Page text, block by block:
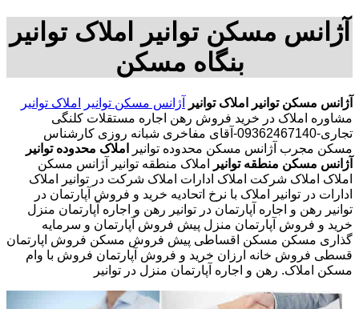
آژانس مسکن توانیر املاک توانیر
بنگاه مسکن
آژانس مسکن توانیر املاک توانیر آژانس مسکن توانیر
املاک توانیر
مشاوره املاک در خرید فروش رهن اجاره مستقلات کلنگی
تجاری-09362467140-آقای مفاخری شبانه روزی کارشناس
مسکن مجرب آژانس مسکن محدوده توانیر
املاک محدوده توانیر
آژانس مسکن منطقه توانیر
املاک منطقه توانیر آژانس مسکن
املاک املاک شرکت املاک ادارات املاک شرکت در توانیر املاک
ادارات در توانیر املاک با نرخ اتحادیه خرید و فروش آپارتمان در
توانیر رهن و اجاره آپارتمان در توانیر رهن و اجاره آپارتمان منزل
خرید و فروش آپارتمان منزل پیش فروش آپارتمان و سرمایه
گذاری مسکن مسکن اقساطی پیش فروش مسکن فروش اپارتمان
قسطی فروش خانه ارزان خرید و فروش آپارتمان فروش با وام
مسکن املاک. رهن و اجاره آپارتمان منزل در توانیر